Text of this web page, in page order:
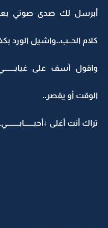
أبرسل لك صدى صوتي بعد
كلام الحــب..واشيل الورد
واقول آسف على
الوقت أو يقصر..
تراك أنت أغلى